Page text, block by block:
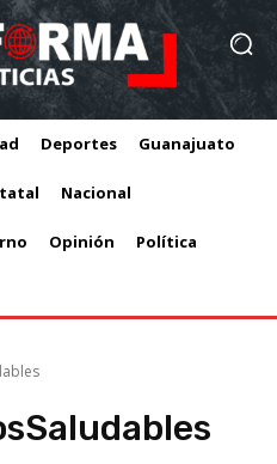
Deportes Guanajuato
Nacional
Opinión Política